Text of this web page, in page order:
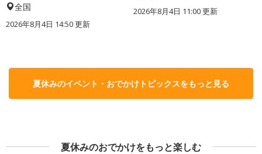
全国
2026年8月4日 14:50更新
2026年8月4日 11:00更新
夏休みのイベント・おでかけトピックスをもっと見る
夏休みのおでかけをもっと楽しむ